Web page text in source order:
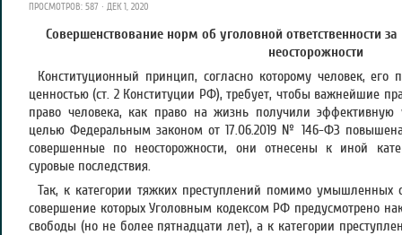
ПРОСМОТРОВ: 587 · ДЕК 1, 2020
Совершенствование норм об уголовной ответственности
неосторожности
Конституционный принцип, согласно которому человек,
ценностью (ст. 2 Конституции РФ), требует, чтобы важнейшие
право человека, как право на жизнь получили эффективную
целью Федеральным законом от 17.06.2019 № 146-ФЗ повышена
совершенные по неосторожности, они отнесены к иной
суровые последствия.
Так, к категории тяжких преступлений помимо умышленных
совершение которых Уголовным кодексом РФ предусмотрено
свободы (но не более пятнадцати лет), а к категории